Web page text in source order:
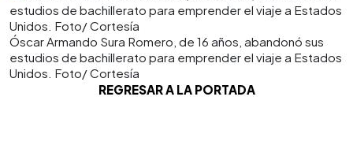
Óscar Armando Sura Romero, de 16 años, abandonó sus
estudios de bachillerato para emprender el viaje a Estados
Unidos. Foto/ Cortesía
REGRESAR A LA PORTADA